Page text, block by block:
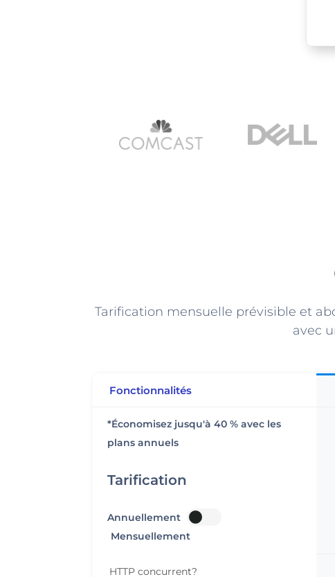
Tarification mensuelle prévisible et
avec
Fonctionnalités
*Économisez jusqu'à 40 % avec les
plans annuels
Tarification
Annuellement
Mensuellement
HTTP concurrent?